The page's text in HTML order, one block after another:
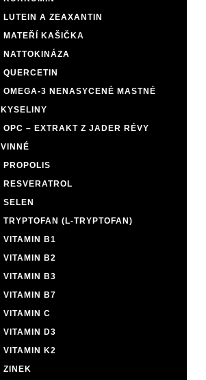
LUTEIN A ZEAXANTIN
MATEŘÍ KAŠIČKA
NATTOKINÁZA
QUERCETIN
OMEGA-3 NENASYCENÉ MASTNÉ
KYSELINY
OPC – EXTRAKT Z JADER RÉVY
VINNÉ
PROPOLIS
RESVERATROL
SELEN
TRYPTOFAN (L-TRYPTOFAN)
VITAMIN B1
VITAMIN B2
VITAMIN B3
VITAMIN B7
VITAMIN C
VITAMIN D3
VITAMIN K2
ZINEK